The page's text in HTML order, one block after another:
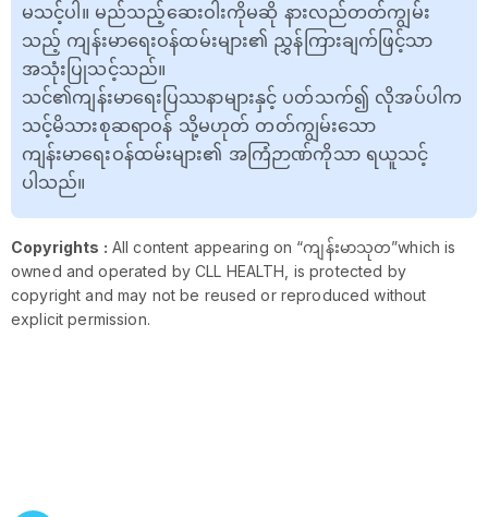
မသင့်ပါ။ မည်သည့်ဆေးဝါးကိုမဆို နားလည်တတ်ကျွမ်း
သည့် ကျန်းမာရေးဝန်ထမ်းများ၏ ညွှန်ကြားချက်ဖြင့်သာ
အသုံးပြုသင့်သည်။
သင်၏ကျန်းမာရေးပြဿနာများနှင့် ပတ်သက်၍ လိုအပ်ပါက
သင့်မိသားစုဆရာဝန် သို့မဟုတ် တတ်ကျွမ်းသော
ကျန်းမာရေးဝန်ထမ်းများ၏ အကြံဉာဏ်ကိုသာ ရယူသင့်
ပါသည်။
Copyrights : All content appearing on “ကျန်းမာသုတ”which is
owned and operated by CLL HEALTH, is protected by
copyright and may not be reused or reproduced without
explicit permission.